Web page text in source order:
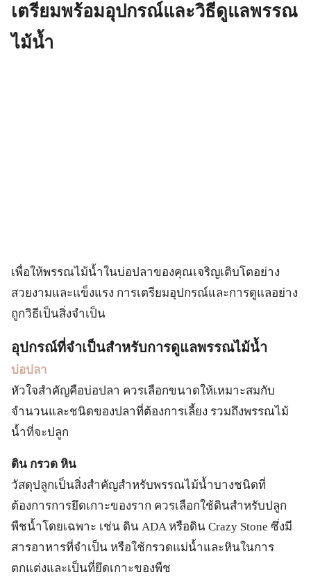
เตรียมพร้อมอุปกรณ์และวิธีดูแลพรรณ
ไม้น้ำ
เพื่อให้พรรณไม้น้ำในบ่อปลาของคุณเจริญเติบโตอย่าง
สวยงามและแข็งแรง การเตรียมอุปกรณ์และการดูแลอย่าง
ถูกวิธีเป็นสิ่งจำเป็น
อุปกรณ์ที่จำเป็นสำหรับการดูแลพรรณไม้น้ำ
บ่อปลา
หัวใจสำคัญคือบ่อปลา ควรเลือกขนาดให้เหมาะสมกับ
จำนวนและชนิดของปลาที่ต้องการเลี้ยง รวมถึงพรรณไม้
น้ำที่จะปลูก
ดิน กรวด หิน
วัสดุปลูกเป็นสิ่งสำคัญสำหรับพรรณไม้น้ำบางชนิดที่
ต้องการการยึดเกาะของราก ควรเลือกใช้ดินสำหรับปลูก
พืชน้ำโดยเฉพาะ เช่น ดิน ADA หรือดิน Crazy Stone ซึ่งมี
สารอาหารที่จำเป็น หรือใช้กรวดแม่น้ำและหินในการ
ตกแต่งและเป็นที่ยึดเกาะของพืช